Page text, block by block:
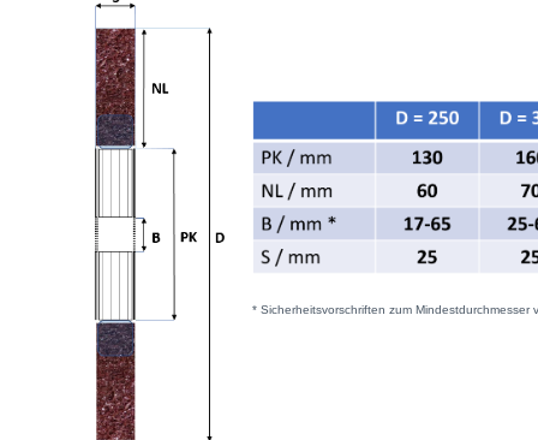
* Sicherheitsvorschriften zum Mindestdurchmesser